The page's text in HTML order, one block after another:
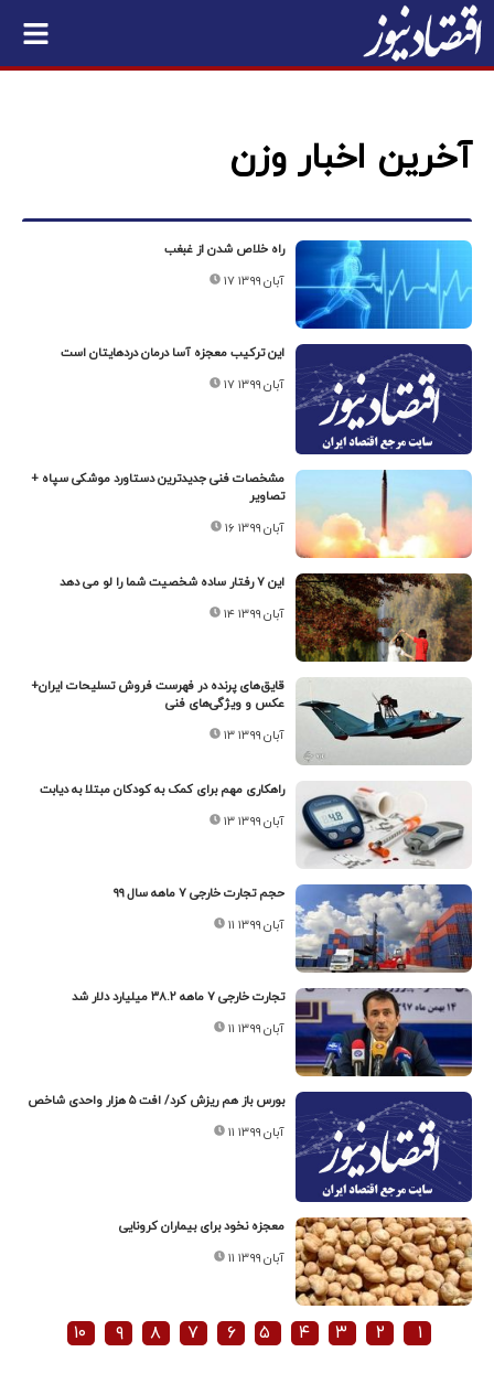
آخرین اخبار وزن
راه خلاص شدن از غبغب
۱۷ آبان ۱۳۹۹
این ترکیب معجزه آسا درمان دردهایتان است
۱۷ آبان ۱۳۹۹
مشخصات فنی جدیدترین دستاورد موشکی سپاه +
تصاویر
۱۶ آبان ۱۳۹۹
این ۷ رفتار ساده شخصیت شما را لو می دهد
۱۴ آبان ۱۳۹۹
قایق‌های پرنده در فهرست فروش تسلیحات ایران+
عکس و ویژگی‌های فنی
۱۳ آبان ۱۳۹۹
راهکاری مهم برای کمک به کودکان مبتلا به دیابت
۱۳ آبان ۱۳۹۹
حجم تجارت خارجی ۷ ماهه سال ۹۹
۱۱ آبان ۱۳۹۹
تجارت خارجی ۷ ماهه ۳۸.۲ میلیارد دلار شد
۱۱ آبان ۱۳۹۹
بورس باز هم ریزش کرد/ افت ۵ هزار واحدی شاخص
۱۱ آبان ۱۳۹۹
معجزه نخود برای بیماران کرونایی
۱۱ آبان ۱۳۹۹
۱ ۲ ۳ ۴ ۵ ۶ ۷ ۸ ۹ ۱۰